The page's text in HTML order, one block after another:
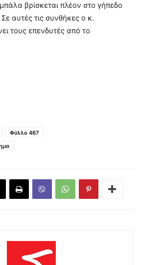
βρίσκεται πλέον στο γήπεδο
αυτές τις συνθήκες ο κ.
τους επενδυτές από το
Φύλλο 467